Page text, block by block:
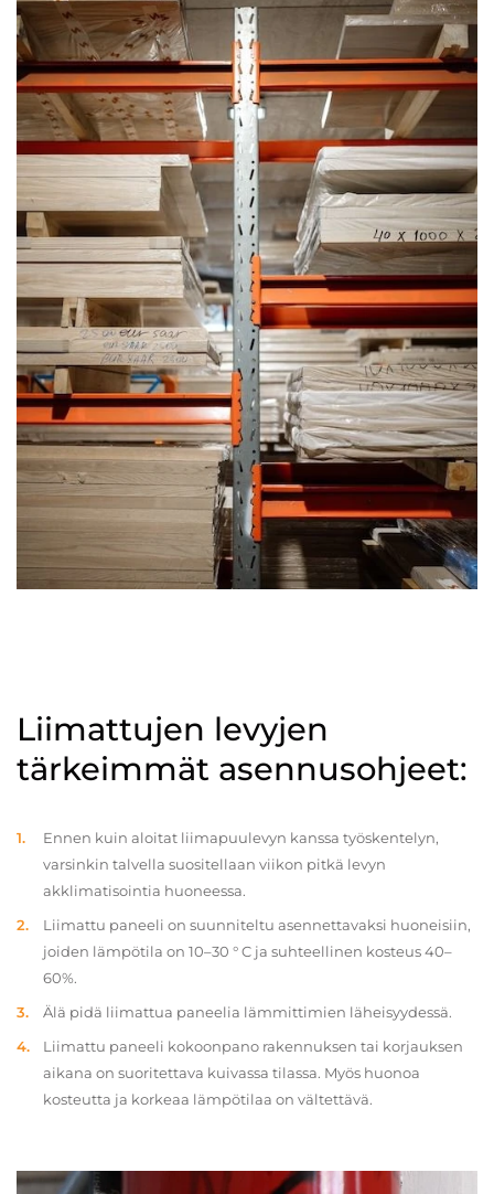
Liimattujen levyjen
tärkeimmät asennusohjeet:
Ennen kuin aloitat liimapuulevyn kanssa työskentelyn,
varsinkin talvella suositellaan viikon pitkä levyn
akklimatisointia huoneessa.
Liimattu paneeli on suunniteltu asennettavaksi huoneisiin,
joiden lämpötila on 10–30 ° C ja suhteellinen kosteus 40–
60%.
Älä pidä liimattua paneelia lämmittimien läheisyydessä.
Liimattu paneeli kokoonpano rakennuksen tai korjauksen
aikana on suoritettava kuivassa tilassa. Myös huonoa
kosteutta ja korkeaa lämpötilaa on vältettävä.